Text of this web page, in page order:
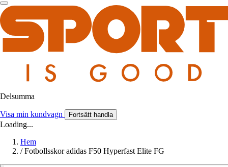
Delsumma
Visa min kundvagn Fortsätt handla
Loading...
Hem
/ Fotbollsskor adidas F50 Hyperfast Elite FG